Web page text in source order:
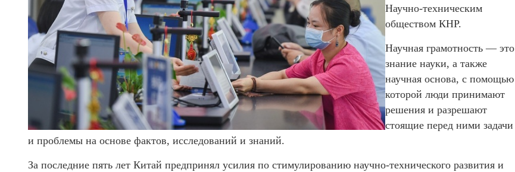
Научно-техническим
обществом КНР.
Научная грамотность — это
знание науки, а также
научная основа, с помощью
которой люди принимают
решения и разрешают
стоящие перед ними задачи
и проблемы на основе фактов, исследований и знаний.
За последние пять лет Китай предпринял усилия по стимулированию научно-технического развития и